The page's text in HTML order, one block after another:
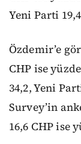
Yeni Parti
Özdemir’e
CHP ise
34,2, Yeni
Survey’in
16,6 CHP ise